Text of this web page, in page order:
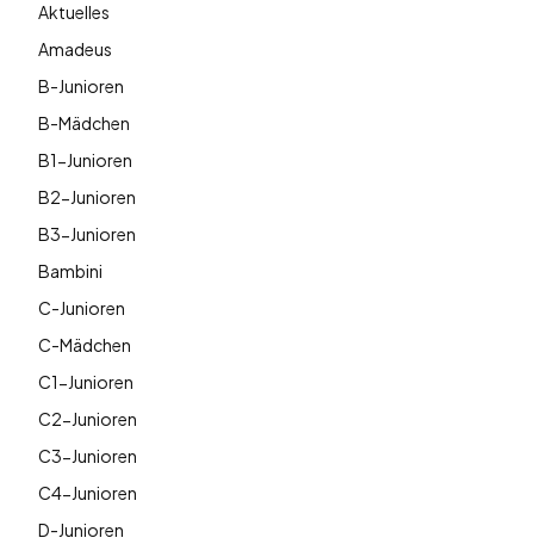
Aktuelles
Amadeus
B-Junioren
B-Mädchen
B1-Junioren
B2-Junioren
B3-Junioren
Bambini
C-Junioren
C-Mädchen
C1-Junioren
C2-Junioren
C3-Junioren
C4-Junioren
D-Junioren